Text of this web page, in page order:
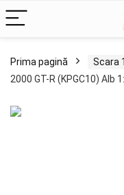
Prima pagină Scara
2000 GT-R (KPGC10) Alb